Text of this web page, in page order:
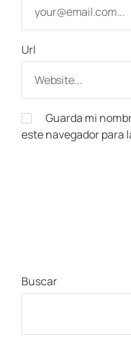
Url
Guarda mi
este navegador para
Buscar